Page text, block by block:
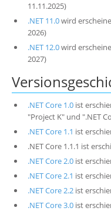
11.11.2025)
.NET 11.0wird
2026)
.NET 12.0wird
2027)
.NET Core 1.0ist
"Project K" und ".NET
.NET Core 1.1 ist
.NET Core 1.1.1 ist
.NET Core 2.0ist
.NET Core 2.1 ist
.NET Core 2.2ist
.NET Core 3.0ist